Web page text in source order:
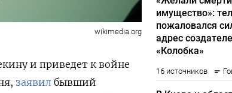
wikimedia.org
и приведет к войне
заявил бывший